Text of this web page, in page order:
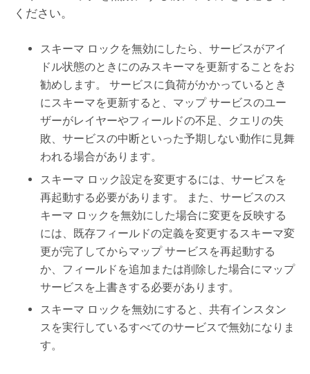
ください。
スキーマ ロックを無効にしたら、サービスがアイ
ドル状態のときにのみスキーマを更新することをお
勧めします。 サービスに負荷がかかっているとき
にスキーマを更新すると、マップ サービスのユー
ザーがレイヤーやフィールドの不足、クエリの失
敗、サービスの中断といった予期しない動作に見舞
われる場合があります。
スキーマ ロック設定を変更するには、サービスを
再起動する必要があります。 また、サービスのス
キーマ ロックを無効にした場合に変更を反映する
には、既存フィールドの定義を変更するスキーマ変
更が完了してからマップ サービスを再起動する
か、フィールドを追加または削除した場合にマップ
サービスを上書きする必要があります。
スキーマ ロックを無効にすると、共有インスタン
スを実行しているすべてのサービスで無効になりま
す。